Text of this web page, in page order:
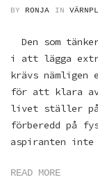
BY RONJA IN
Den som
i att lägga
krävs nämligen
för att klara av
livet ställer på
förberedd på
aspiranten
READ MORE